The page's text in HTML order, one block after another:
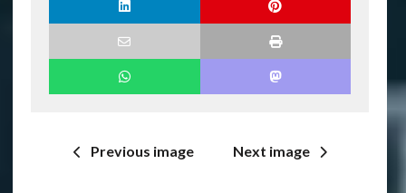
Previous image Next image